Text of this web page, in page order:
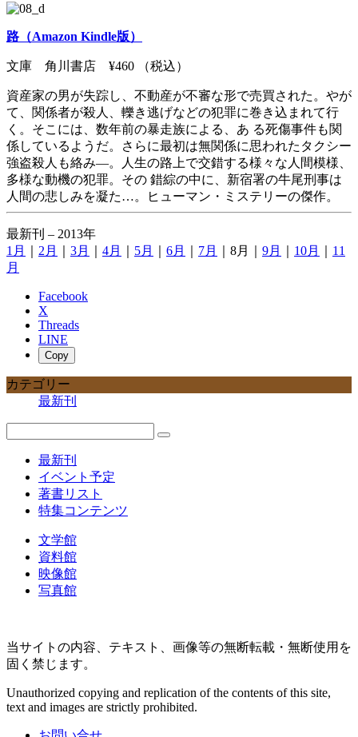
路（Amazon Kindle版）
文庫 角川書店 ¥460 （税込）
資産家の男が失踪し、不動産が不審な形で売買された。やが
て、関係者が殺人、轢き逃げなどの犯罪に巻き込まれて行
く。そこには、数年前の暴走族による、あ る死傷事件も関
係しているようだ。さらに最初は無関係に思われたタクシー
強盗殺人も絡み―。人生の路上で交錯する様々な人間模様、
多様な動機の犯罪。その 錯綜の中に、新宿署の牛尾刑事は
人間の悲しみを凝た…。ヒューマン・ミステリーの傑作。
最新刊 – 2013年
1月
2月 3月 4月 5月 6月 7月 ｜8月｜ 9月 10月
11
月
Facebook
X
Threads
LINE
Copy
カテゴリー
最新刊
最新刊
イベント予定
著書リスト
特集コンテンツ
文学館
資料館
映像館
写真館
当サイトの内容、テキスト、画像等の無断転載・無断使用を
固く禁じます。
Unauthorized copying and replication of the contents of this site,
text and images are strictly prohibited.